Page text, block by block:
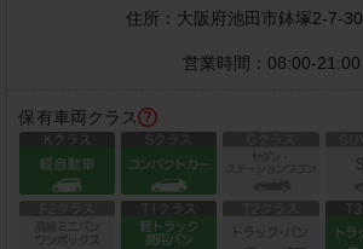
住所： 大阪府池田市鉢塚2-7-30
営業時間： 08:00-21:00
保有車両クラス